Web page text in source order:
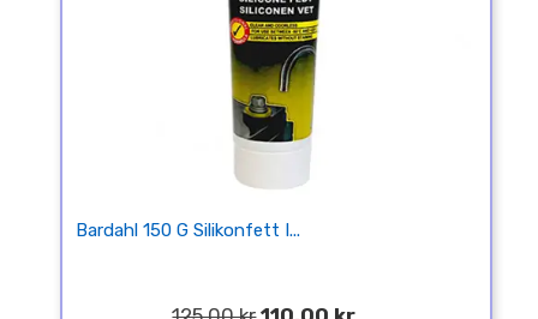
Bardahl 150 G Silikonfett I...